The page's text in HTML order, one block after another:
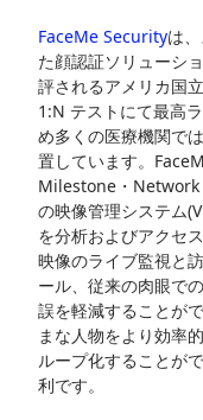
FaceMe Securityは
た顔認証ソリューシ
評されるアメリカ国
1:N テストにて最高
め多くの医療機関で
置しています。
Milestone・Network
の映像管理システム
を分析およびアクセ
映像のライブ監視と
ール、従来の肉眼で
誤を軽減することが
まな人物をより効率
ループ化することが
利です。